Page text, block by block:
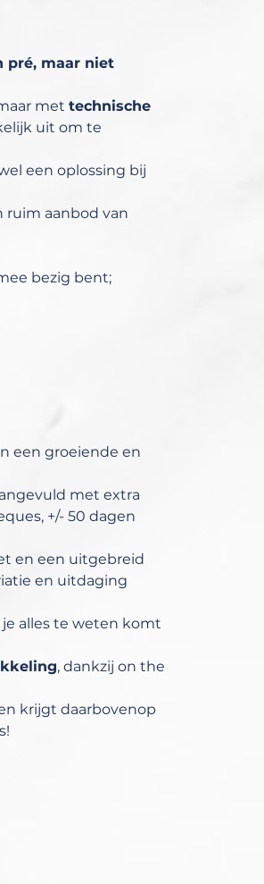
pré, maar niet
met technische
uit om te
een oplossing bij
ruim aanbod van
bezig bent;
een groeiende en
met extra
+/- 50 dagen
en een uitgebreid
en uitdaging
je alles te weten komt
, dankzij on the
krijgt daarbovenop